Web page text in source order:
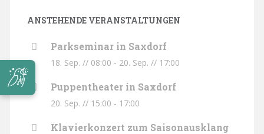
ANSTEHENDE VERANSTALTUNGEN
Parkseminar in Saxdorf
18. Sep. // 08:00 - 20. Sep. // 17:00
Puppentheater in Saxdorf
20. Sep. // 15:00 - 17:00
Klavierkonzert zum Saisonausklang